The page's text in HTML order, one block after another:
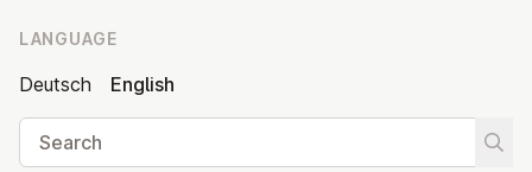
LANGUAGE
Deutsch
English
Search